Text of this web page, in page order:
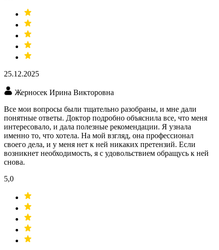
25.12.2025
Жерносек Ирина Викторовна
Все мои вопросы были тщательно разобраны, и мне дали
понятные ответы. Доктор подробно объяснила все, что меня
интересовало, и дала полезные рекомендации. Я узнала
именно то, что хотела. На мой взгляд, она профессионал
своего дела, и у меня нет к ней никаких претензий. Если
возникнет необходимость, я с удовольствием обращусь к ней
снова.
5,0